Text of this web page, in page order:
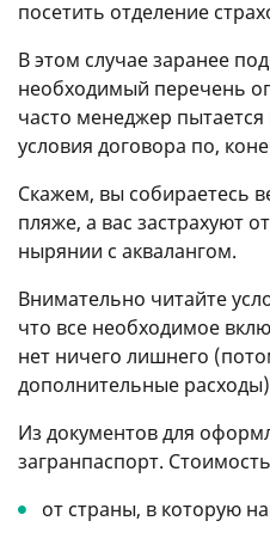
посетить отделение
В этом случае заранее
необходимый перечень
часто менеджер
условия договора по,
Скажем, вы собираетесь
пляже, а вас застрахуют
нырянии с аквалангом.
Внимательно читайте
что все необходимое
нет ничего лишнего
дополнительные
Из документов для
загранпаспорт.
от страны, в которую